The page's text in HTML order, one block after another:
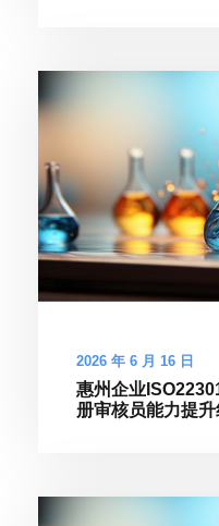
2026 年 6 月 16 日
惠州企业
册审核员能力提